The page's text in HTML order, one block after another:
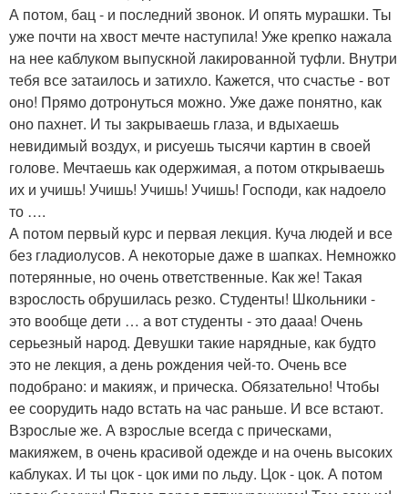
А потом, бац - и последний звонок. И опять мурашки. Ты
уже почти на хвост мечте наступила! Уже крепко нажала
на нее каблуком выпускной лакированной туфли. Внутри
тебя все затаилось и затихло. Кажется, что счастье - вот
оно! Прямо дотронуться можно. Уже даже понятно, как
оно пахнет. И ты закрываешь глаза, и вдыхаешь
невидимый воздух, и рисуешь тысячи картин в своей
голове. Мечтаешь как одержимая, а потом открываешь
их и учишь! Учишь! Учишь! Учишь! Господи, как надоело
то ….
А потом первый курс и первая лекция. Куча людей и все
без гладиолусов. А некоторые даже в шапках. Немножко
потерянные, но очень ответственные. Как же! Такая
взрослость обрушилась резко. Студенты! Школьники -
это вообще дети … а вот студенты - это дааа! Очень
серьезный народ. Девушки такие нарядные, как будто
это не лекция, а день рождения чей-то. Очень все
подобрано: и макияж, и прическа. Обязательно! Чтобы
ее соорудить надо встать на час раньше. И все встают.
Взрослые же. А взрослые всегда с прическами,
макияжем, в очень красивой одежде и на очень высоких
каблуках. И ты цок - цок ими по льду. Цок - цок. А потом